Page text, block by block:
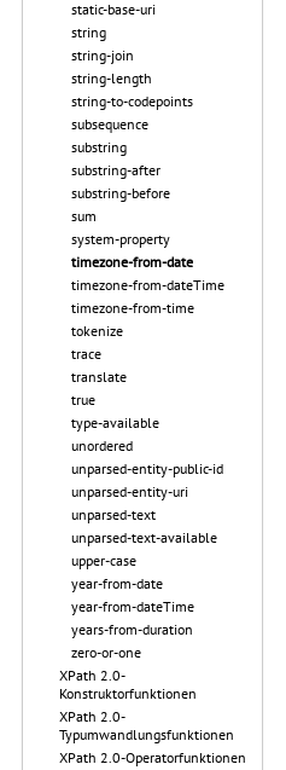
static-base-uri
string
string-join
string-length
string-to-codepoints
subsequence
substring
substring-after
substring-before
sum
system-property
timezone-from-date
timezone-from-dateTime
timezone-from-time
tokenize
trace
translate
true
type-available
unordered
unparsed-entity-public-id
unparsed-entity-uri
unparsed-text
unparsed-text-available
upper-case
year-from-date
year-from-dateTime
years-from-duration
zero-or-one
XPath 2.0-
Konstruktorfunktionen
XPath 2.0-
Typumwandlungsfunktionen
XPath 2.0-Operatorfunktionen